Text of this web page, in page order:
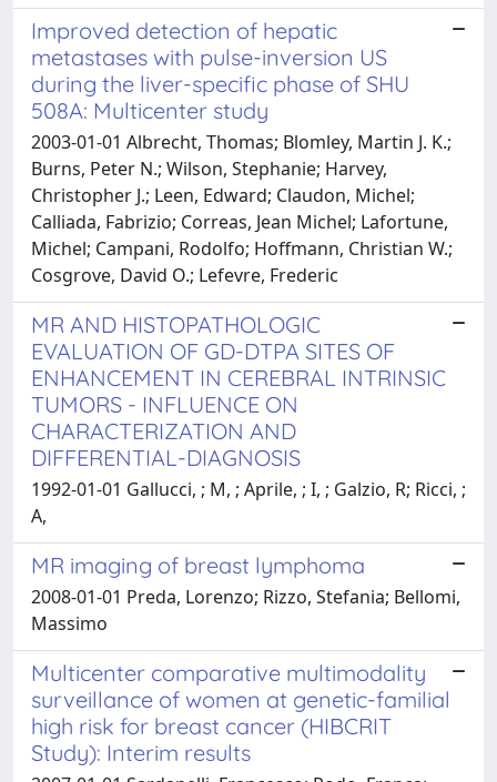
Improved detection of hepatic
metastases with pulse-inversion US
during the liver-specific phase of SHU
508A: Multicenter study
2003-01-01 Albrecht, Thomas; Blomley, Martin J. K.;
Burns, Peter N.; Wilson, Stephanie; Harvey,
Christopher J.; Leen, Edward; Claudon, Michel;
Calliada, Fabrizio; Correas, Jean Michel; Lafortune,
Michel; Campani, Rodolfo; Hoffmann, Christian W.;
Cosgrove, David O.; Lefevre, Frederic
MR AND HISTOPATHOLOGIC
EVALUATION OF GD-DTPA SITES OF
ENHANCEMENT IN CEREBRAL INTRINSIC
TUMORS - INFLUENCE ON
CHARACTERIZATION AND
DIFFERENTIAL-DIAGNOSIS
1992-01-01 Gallucci, ; M, ; Aprile, ; I, ; Galzio, R; Ricci, ;
A,
MR imaging of breast lymphoma
2008-01-01 Preda, Lorenzo; Rizzo, Stefania; Bellomi,
Massimo
Multicenter comparative multimodality
surveillance of women at genetic-familial
high risk for breast cancer (HIBCRIT
Study): Interim results